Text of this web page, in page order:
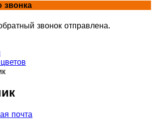
звонка
звонок отправлена.
почта